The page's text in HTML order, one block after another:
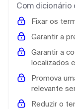
Com dicionário
Fixar os
Garantir a
Garantir a
localizados
Promova
relevante
Reduzir o